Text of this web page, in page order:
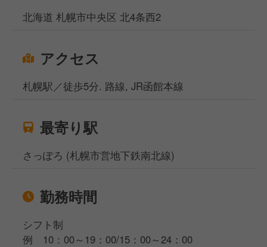
北海道 札幌市中央区 北4条西2
アクセス
札幌駅／徒歩5分. 路線, JR函館本線
最寄り駅
さっぽろ (札幌市営地下鉄南北線)
勤務時間
シフト制
例 10：00～19：00/15：00～24：00